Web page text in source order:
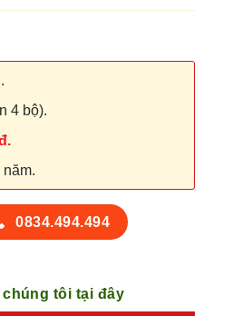
4 bộ).
0834.494.494
tôi tại đây